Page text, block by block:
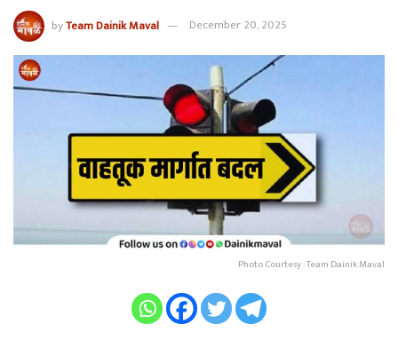
byTeam Dainik Maval December 20, 2025
Photo Courtesy : Team Dainik Maval